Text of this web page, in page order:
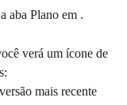
aba Plano em .
verá um ícone de
mais recente